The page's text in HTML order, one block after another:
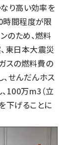
り高い効率を
時間程度が限
のため、燃料
東日本大震災
スの燃料費の
せんだんホス
100万m3（立
下げることに